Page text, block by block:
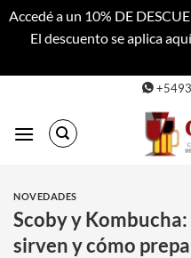
Accedé a un 10% DE
El descuento se aplica
contenido
NOVEDADES
Scoby y
sirven y cómo